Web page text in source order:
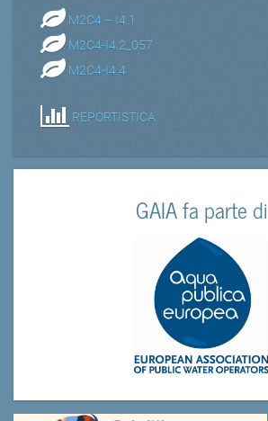
M2C4 – I4.1
M2C4-I4.2_057
M2C4-I4.4
REPORTISTICA
GAIA fa parte di